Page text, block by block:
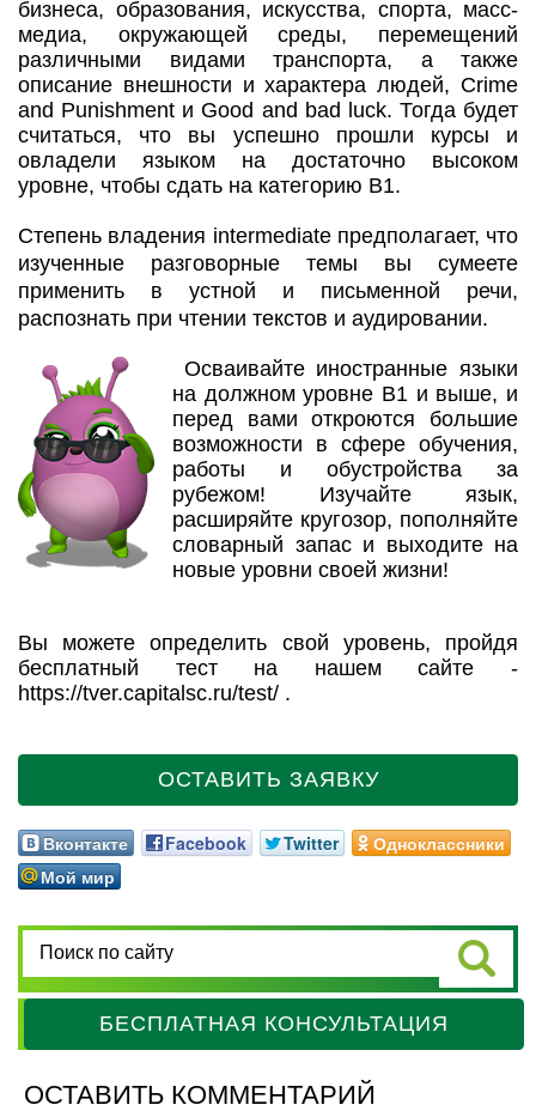
бизнеса, образования, искусства, спорта, масс-
медиа, окружающей среды, перемещений
различными видами транспорта, а также
описание внешности и характера людей, Crime
and Punishment и Good and bad luck. Тогда будет
считаться, что вы успешно прошли курсы и
овладели языком на достаточно высоком
уровне, чтобы сдать на категорию В1.
Степень владения intermediate предполагает, что
изученные разговорные темы вы сумеете
применить в устной и письменной речи,
распознать при чтении текстов и аудировании.
Осваивайте иностранные языки
на должном уровне В1 и выше, и
перед вами откроются большие
возможности в сфере обучения,
работы и обустройства за
рубежом! Изучайте язык,
расширяйте кругозор, пополняйте
словарный запас и выходите на
новые уровни своей жизни!
Вы можете определить свой уровень, пройдя
бесплатный тест на нашем сайте -
https://tver.capitalsc.ru/test/ .
ОСТАВИТЬ ЗАЯВКУ
Вконтакте Facebook Twitter
Одноклассники
Мой мир
БЕСПЛАТНАЯ КОНСУЛЬТАЦИЯ
ОСТАВИТЬ КОММЕНТАРИЙ